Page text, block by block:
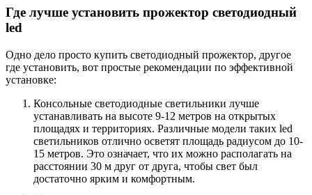
Где лучше установить прожектор светодиодный
led
Одно дело просто купить светодиодный прожектор, другое
где установить, вот простые рекомендации по эффективной
установке:
Консольные светодиодные светильники лучше
устанавливать на высоте 9-12 метров на открытых
площадях и территориях. Различные модели таких led
светильников отлично осветят площадь радиусом до 10-
15 метров. Это означает, что их можно располагать на
расстоянии 30 м друг от друга, чтобы свет был
достаточно ярким и комфортным.